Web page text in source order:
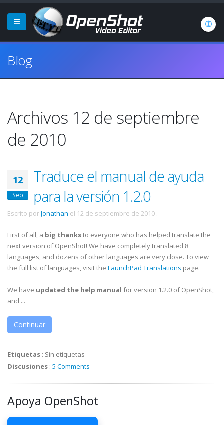
Blog
Archivos 12 de septiembre
de 2010
12
Sep
Traduce el manual de ayuda
para la versión 1.2.0
Escrito porJonathan el 12 de septiembre de 2010 .
First of all, a big thanksto everyone who has helped translate the
next version of OpenShot! We have completely translated 8
languages, and dozens of other languages are very close. To view
the full list of languages, visit the LaunchPad Translations page.
We have updated the help manual for version 1.2.0 of OpenShot,
and ...
Continuar
Etiquetas : Sin etiquetas
Discusiones : 5 Comments
Apoya OpenShot